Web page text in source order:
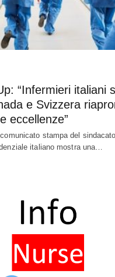
“Infermieri italiani
e Svizzera
eccellenze”
stampa del
italiano mostra una…